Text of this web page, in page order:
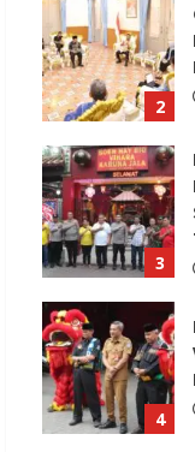
2
3
4